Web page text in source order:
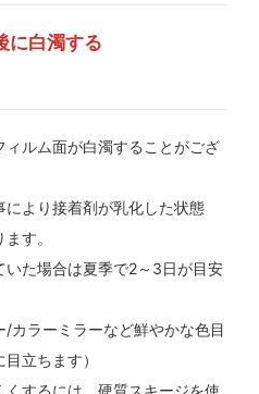
に白濁する
ルム面が白濁することがござ
より接着剤が乳化した状態
す。
いた場合は夏季で2～3日が目安
/カラーミラーなど鮮やかな色目
立ちます）
するには、硬質スキージを使